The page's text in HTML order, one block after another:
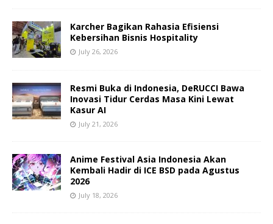
Karcher Bagikan Rahasia Efisiensi
Kebersihan Bisnis Hospitality
July 26, 2026
Resmi Buka di Indonesia, DeRUCCI Bawa
Inovasi Tidur Cerdas Masa Kini Lewat
Kasur AI
July 21, 2026
Anime Festival Asia Indonesia Akan
Kembali Hadir di ICE BSD pada Agustus
2026
July 18, 2026